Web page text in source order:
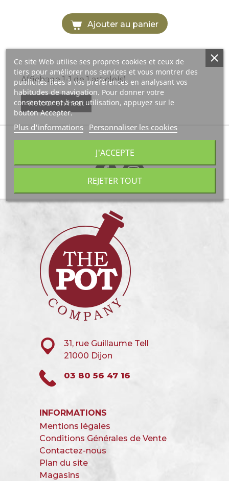
Ajouter au panier
Affichage 1-1 de 1 article(s)
Retour en haut
Suivez-nous sur les réseaux sociaux :
31, rue Guillaume Tell
21000 Dijon
03 80 56 47 16
INFORMATIONS
Mentions légales
Conditions Générales de Vente
Contactez-nous
Plan du site
Magasins
Ce site Web utilise ses propres cookies et ceux de
tiers pour améliorer nos services et vous montrer des
publicités liées à vos préférences en analysant vos
habitudes de navigation. Pour donner votre
consentement à son utilisation, appuyez sur le
bouton Accepter.
Plus d'informations Personnaliser les cookies
REJETER TOUT
J'ACCEPTE